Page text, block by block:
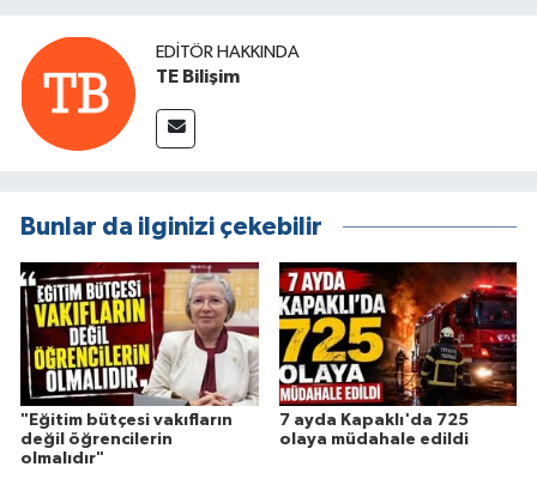
EDITÖR HAKKINDA
TE Bilişim
Bunlar da ilginizi çekebilir
"Eğitim bütçesi vakıfların
değil öğrencilerin
olmalıdır"
7 ayda Kapaklı'da 725
olaya müdahale edildi